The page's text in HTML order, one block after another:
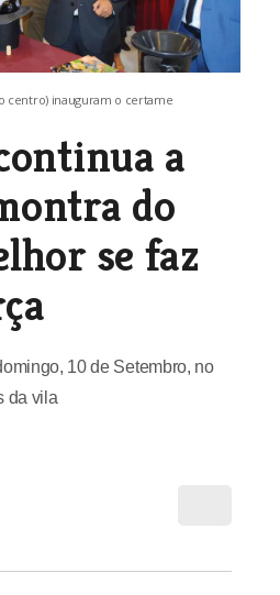
centro) inauguram o certame
a
do
se faz
10 de Setembro, no
da vila